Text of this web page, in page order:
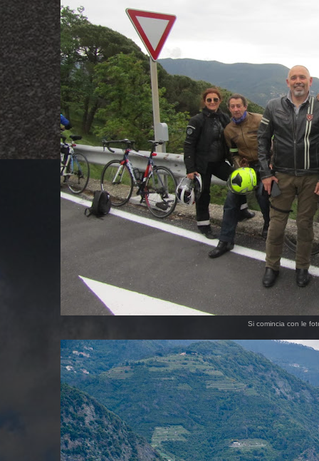
Si comincia con le